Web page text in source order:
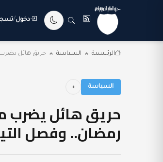
دخول/
الرئيسية السياسة حريق هائل يضرب
السياسة
رمضان.. وفصل